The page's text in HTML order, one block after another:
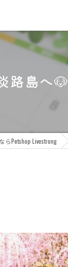
路島へ🐶
らPetshop Livestrong